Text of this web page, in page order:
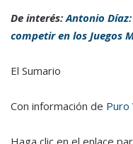
De interés:Antonio
competir en los Juegos
El Sumario
Con información de Puro